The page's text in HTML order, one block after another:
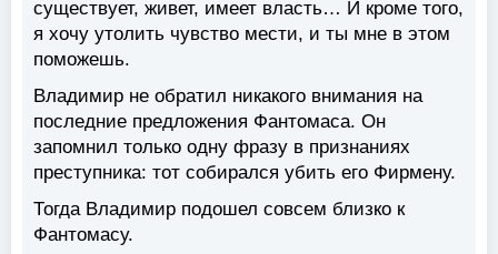
существует, живет, имеет власть… И кроме того,
я хочу утолить чувство мести, и ты мне в этом
поможешь.
Владимир не обратил никакого внимания на
последние предложения Фантомаса. Он
запомнил только одну фразу в признаниях
преступника: тот собирался убить его Фирмену.
Тогда Владимир подошел совсем близко к
Фантомасу.